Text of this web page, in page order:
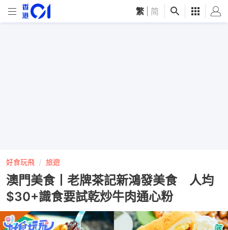
繁 简
好食玩飛 旅遊
澳門美食丨老牌茶記新鴻發美食 人均
$30+識食要試乾炒牛肉通心粉